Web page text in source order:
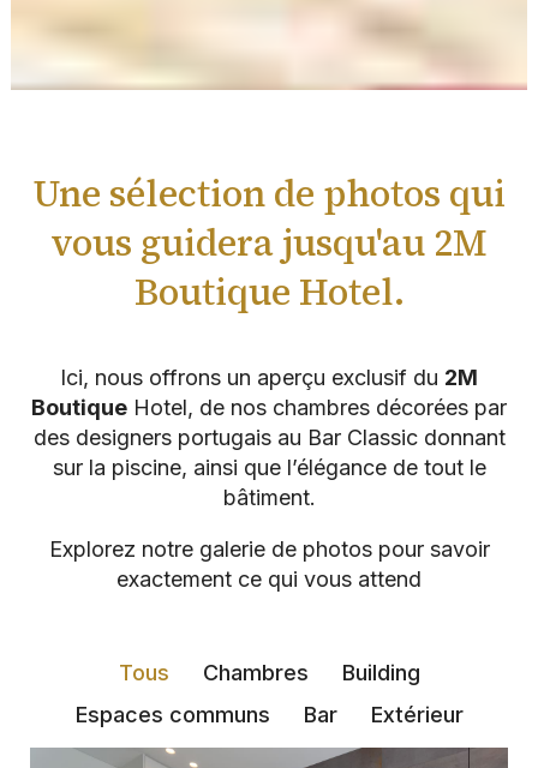
Une sélection de photos qui
vous guidera jusqu'au 2M
Boutique Hotel.
Ici, nous offrons un aperçu exclusif du 2M
Boutique Hotel, de nos chambres décorées par
des designers portugais au Bar Classic donnant
sur la piscine, ainsi que l’élégance de tout le
bâtiment.
Explorez notre galerie de photos pour savoir
exactement ce qui vous attend
Tous Chambres
Building
Espaces communs
Bar Extérieur